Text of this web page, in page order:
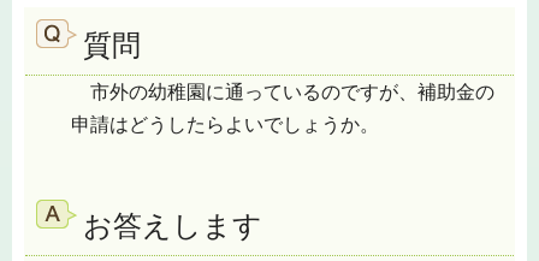
質問
市外の幼稚園に通っているのですが、補助金の
申請はどうしたらよいでしょうか。
お答えします